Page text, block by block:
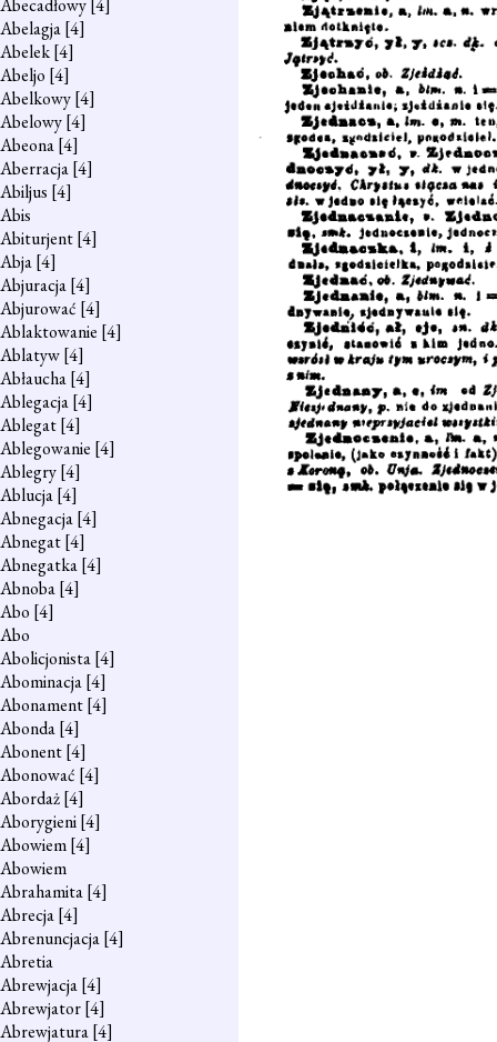
Abecadłowy[4]
Abelagja[4]
Abelek[4]
Abeljo [4]
Abelkowy[4]
Abelowy[4]
Abeona[4]
Aberracja[4]
Abiljus [4]
Abis
Abiturjent[4]
Abja[4]
Abjuracja[4]
Abjurować [4]
Ablaktowanie [4]
Ablatyw[4]
Abłaucha[4]
Ablegacja[4]
Ablegat[4]
Ablegowanie [4]
Ablegry[4]
Ablucja[4]
Abnegacja[4]
Abnegat[4]
Abnegatka[4]
Abnoba[4]
Abo [4]
Abo
Abolicjonista[4]
Abominacja[4]
Abonament[4]
Abonda[4]
Abonent[4]
Abonować [4]
Abordaż[4]
Aborygieni[4]
Abowiem[4]
Abowiem
Abrahamita[4]
Abrecja[4]
Abrenuncjacja[4]
Abretia
Abrewjacja[4]
Abrewjator[4]
Abrewjatura[4]